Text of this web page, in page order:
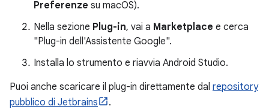
Preferenze su macOS).
Nella sezione Plug-in, vai a Marketplace e cerca
"Plug-in dell'Assistente Google".
Installa lo strumento e riavvia Android Studio.
Puoi anche scaricare il plug-in direttamente dal repository
pubblico di Jetbrains
.